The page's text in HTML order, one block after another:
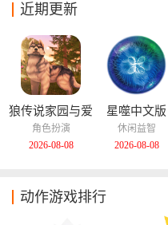
近期更新
狼传说家园与爱
心中文版
角色扮演
2026-08-08
星噬中文版
休闲益智
2026-08-08
动作游戏排行